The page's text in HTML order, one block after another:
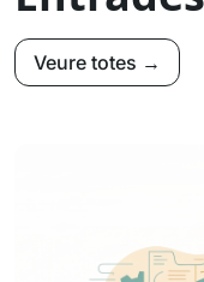
Veure totes →